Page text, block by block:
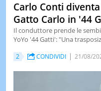
Carlo Conti
Gatto Carlo in '44
Il conduttore prende le
YoYo '44 Gatti': "Una
2 CONDIVIDI 21/08/